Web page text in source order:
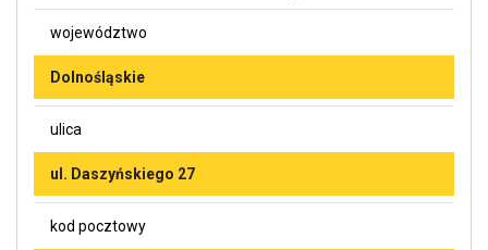
województwo
Dolnośląskie
ulica
ul. Daszyńskiego 27
kod pocztowy